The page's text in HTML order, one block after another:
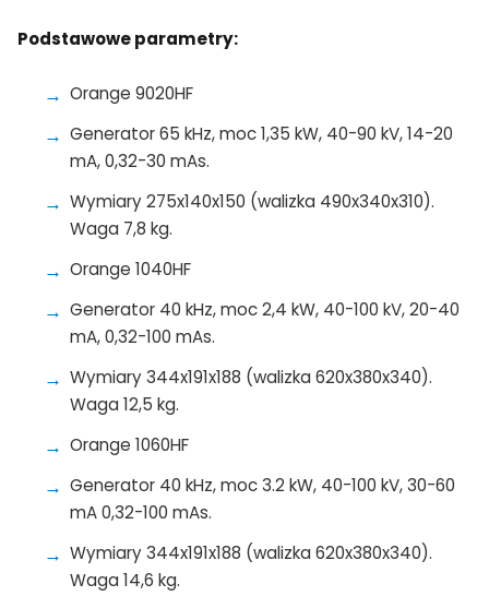
Podstawowe parametry:
Orange 9020HF
Generator 65 kHz, moc 1,35 kW, 40-90 kV, 14-20
mA, 0,32-30 mAs.
Wymiary 275x140x150 (walizka 490x340x310).
Waga 7,8 kg.
Orange 1040HF
Generator 40 kHz, moc 2,4 kW, 40-100 kV, 20-40
mA, 0,32-100 mAs.
Wymiary 344x191x188 (walizka 620x380x340).
Waga 12,5 kg.
Orange 1060HF
Generator 40 kHz, moc 3.2 kW, 40-100 kV, 30-60
mA 0,32-100 mAs.
Wymiary 344x191x188 (walizka 620x380x340).
Waga 14,6 kg.